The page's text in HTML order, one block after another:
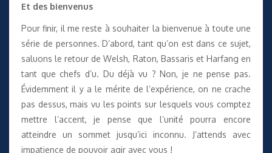
Et des bienvenus
Pour finir, il me reste à souhaiter la bienvenue à toute une
série de personnes. D’abord, tant qu’on est dans ce sujet,
saluons le retour de Welsh, Raton, Bassaris et Harfang en
tant que chefs d’u. Du déjà vu ? Non, je ne pense pas.
Évidemment il y a le mérite de l’expérience, on ne crache
pas dessus, mais vu les points sur lesquels vous comptez
mettre l’accent, je pense que l’unité pourra encore
atteindre un sommet jusqu’ici inconnu. J’attends avec
impatience de pouvoir agir avec vous !